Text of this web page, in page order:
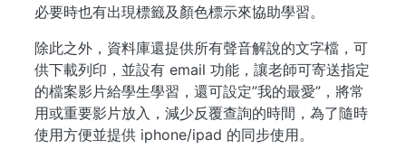
必要時也有出現標籤及顏色標示來協助學習。
除此之外，資料庫還提供所有聲音解說的文字檔，可
供下載列印，並設有 email 功能，讓老師可寄送指定
的檔案影片給學生學習，還可設定”我的最愛”，將常
用或重要影片放入，減少反覆查詢的時間，為了隨時
使用方便並提供 iphone/ipad 的同步使用。